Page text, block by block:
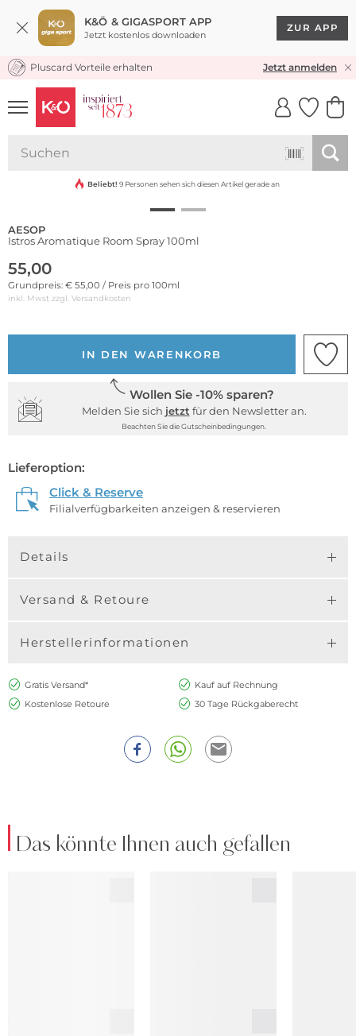
K&Ö & GIGASPORT APP
Jetzt kostenlos downloaden
ZUR APP
KOSTENLOSER VERSAND* & RÜCKVERSAND
Pluscard Vorteile erhalten Jetzt anmelden
UNSERE APP
CLICK &
Beliebt! 9 Personen sehen sich diesen Artikel gerade an
AESOP
Istros Aromatique Room Spray 100ml
55,00
Grundpreis: € 55,00 / Preis pro 100ml
inkl. Mwst zzgl. Versandkosten
IN DEN WARENKORB
Wollen Sie -10% sparen?
Melden Sie sich jetzt für den Newsletter an.
Beachten Sie die Gutscheinbedingungen.
Lieferoption:
Click & Reserve
Filialverfügbarkeiten anzeigen & reservieren
Details
Versand & Retoure
Herstellerinformationen
Gratis Versand*
Kauf auf Rechnung
Kostenlose Retoure
30 Tage Rückgaberecht
Das könnte Ihnen auch gefallen